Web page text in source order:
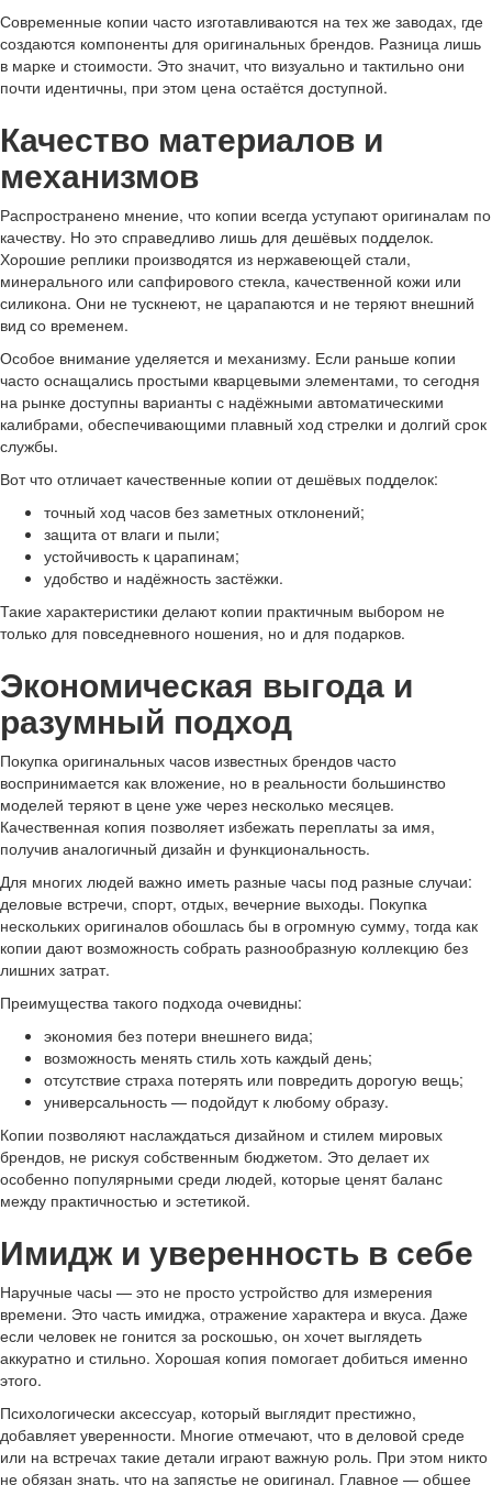
Современные копии часто изготавливаются на тех же заводах, где
создаются компоненты для оригинальных брендов. Разница лишь
в марке и стоимости. Это значит, что визуально и тактильно они
почти идентичны, при этом цена остаётся доступной.
Качество материалов и
механизмов
Распространено мнение, что копии всегда уступают оригиналам по
качеству. Но это справедливо лишь для дешёвых подделок.
Хорошие реплики производятся из нержавеющей стали,
минерального или сапфирового стекла, качественной кожи или
силикона. Они не тускнеют, не царапаются и не теряют внешний
вид со временем.
Особое внимание уделяется и механизму. Если раньше копии
часто оснащались простыми кварцевыми элементами, то сегодня
на рынке доступны варианты с надёжными автоматическими
калибрами, обеспечивающими плавный ход стрелки и долгий срок
службы.
Вот что отличает качественные копии от дешёвых подделок:
точный ход часов без заметных отклонений;
защита от влаги и пыли;
устойчивость к царапинам;
удобство и надёжность застёжки.
Такие характеристики делают копии практичным выбором не
только для повседневного ношения, но и для подарков.
Экономическая выгода и
разумный подход
Покупка оригинальных часов известных брендов часто
воспринимается как вложение, но в реальности большинство
моделей теряют в цене уже через несколько месяцев.
Качественная копия позволяет избежать переплаты за имя,
получив аналогичный дизайн и функциональность.
Для многих людей важно иметь разные часы под разные случаи:
деловые встречи, спорт, отдых, вечерние выходы. Покупка
нескольких оригиналов обошлась бы в огромную сумму, тогда как
копии дают возможность собрать разнообразную коллекцию без
лишних затрат.
Преимущества такого подхода очевидны:
экономия без потери внешнего вида;
возможность менять стиль хоть каждый день;
отсутствие страха потерять или повредить дорогую вещь;
универсальность — подойдут к любому образу.
Копии позволяют наслаждаться дизайном и стилем мировых
брендов, не рискуя собственным бюджетом. Это делает их
особенно популярными среди людей, которые ценят баланс
между практичностью и эстетикой.
Имидж и уверенность в себе
Наручные часы — это не просто устройство для измерения
времени. Это часть имиджа, отражение характера и вкуса. Даже
если человек не гонится за роскошью, он хочет выглядеть
аккуратно и стильно. Хорошая копия помогает добиться именно
этого.
Психологически аксессуар, который выглядит престижно,
добавляет уверенности. Многие отмечают, что в деловой среде
или на встречах такие детали играют важную роль. При этом никто
не обязан знать, что на запястье не оригинал. Главное — общее